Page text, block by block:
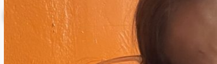
Archivio Audio
Archivio Chiesa Viva
Link CMD
CONTATTI